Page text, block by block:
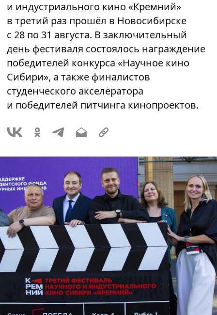
и индустриального кино «Кремний»
в третий раз прошёл в Новосибирске
с 28 по 31 августа. В заключительный
день фестиваля состоялось награждение
победителей конкурса «Научное кино
Сибири», а также финалистов
студенческого акселератора
и победителей питчинга кинопроектов.